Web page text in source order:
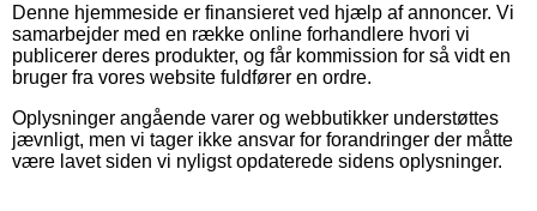
Denne hjemmeside er finansieret ved hjælp af annoncer. Vi
samarbejder med en række online forhandlere hvori vi
publicerer deres produkter, og får kommission for så vidt en
bruger fra vores website fuldfører en ordre.
Oplysninger angående varer og webbutikker understøttes
jævnligt, men vi tager ikke ansvar for forandringer der måtte
være lavet siden vi nyligst opdaterede sidens oplysninger.